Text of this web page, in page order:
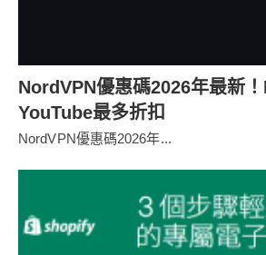
NordVPN優惠碼2026年最新！
YouTube最多折扣
NordVPN優惠碼2026年...